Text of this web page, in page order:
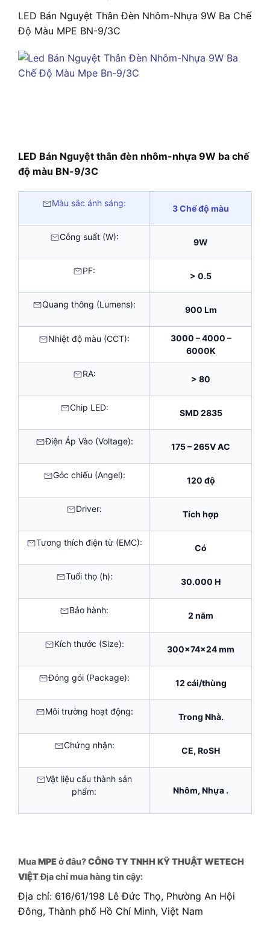
LED Bán Nguyệt Thân Đèn Nhôm-Nhựa 9W Ba Chế
Độ Màu MPE BN-9/3C
LED Bán Nguyệt thân đèn nhôm-nhựa 9W ba chế
độ màu BN-9/3C
Màu sắc ánh sáng:
3 Chế độ màu
Công suất (W):
9W
PF:
> 0.5
Quang thông (Lumens):
900 Lm
Nhiệt độ màu (CCT):
3000 – 4000 –
6000K
RA:
> 80
Chip LED:
SMD 2835
Điện Áp Vào (Voltage):
175 – 265V AC
Góc chiếu (Angel):
120 độ
Driver:
Tích hợp
Tương thích điện từ (EMC):
Có
Tuổi thọ (h):
30.000 H
Bảo hành:
2 năm
Kích thước (Size):
300x74x24 mm
Đóng gói (Package):
12 cái/thùng
Môi trường hoạt động:
Trong Nhà.
Chứng nhận:
CE, RoSH
Vật liệu cấu thành sản
phẩm:
Nhôm, Nhựa .
MuaMPEở đâu?CÔNG TY TNHH KỸ THUẬT WETECH
VIỆTĐịa chỉ mua hàng tin cậy:
Địa chỉ: 616/61/198 Lê Đức Thọ, Phường An Hội
Đông, Thành phố Hồ Chí Minh, Việt Nam